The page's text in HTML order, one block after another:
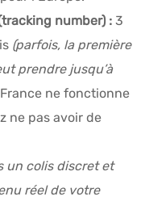
number) : 3
(parfois, la première
prendre jusqu’à
ne fonctionne
ne pas avoir de
un colis discret et
réel de votre